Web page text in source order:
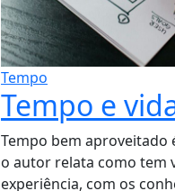
Tempo
Tempo e
Tempo bem aproveitado
o autor relata como tem
experiência, com os